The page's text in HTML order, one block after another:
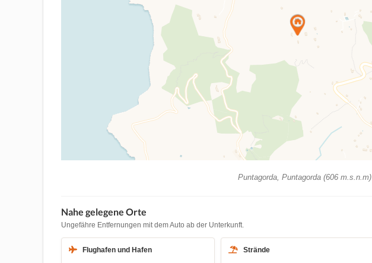
Puntagorda, Puntagorda (606 m.s.n.m)
Nahe gelegene Orte
Ungefähre Entfernungen mit dem Auto ab der Unterkunft.
Flughafen und Hafen Strände